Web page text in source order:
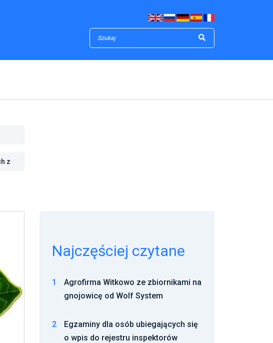
Najczęściej czytane
1
Agrofirma Witkowo ze zbiornikami na
gnojowicę od Wolf System
2
Egzaminy dla osób ubiegających się
o wpis do rejestru inspektorów